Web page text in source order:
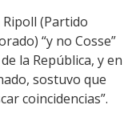
Ripoll (Partido
“y no Cosse”
la República, y en
sostuvo que
coincidencias”.